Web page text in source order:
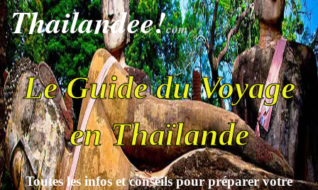
Thailandee!com
Le Guide du Voyage
en Thaïlande
Toutes les infos et conseils pour préparer votre